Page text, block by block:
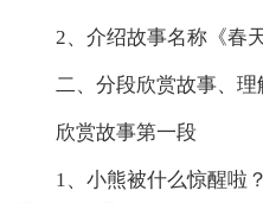
2、介绍故事名称《春
二、分段欣赏故事、理
欣赏故事第一段
1、小熊被什么惊醒啦